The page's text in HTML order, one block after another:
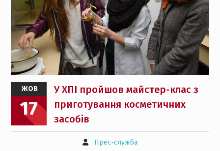
ЖОВ
17
У ХПІ пройшов майстер-клас з
приготування косметичних
засобів
Прес-служба